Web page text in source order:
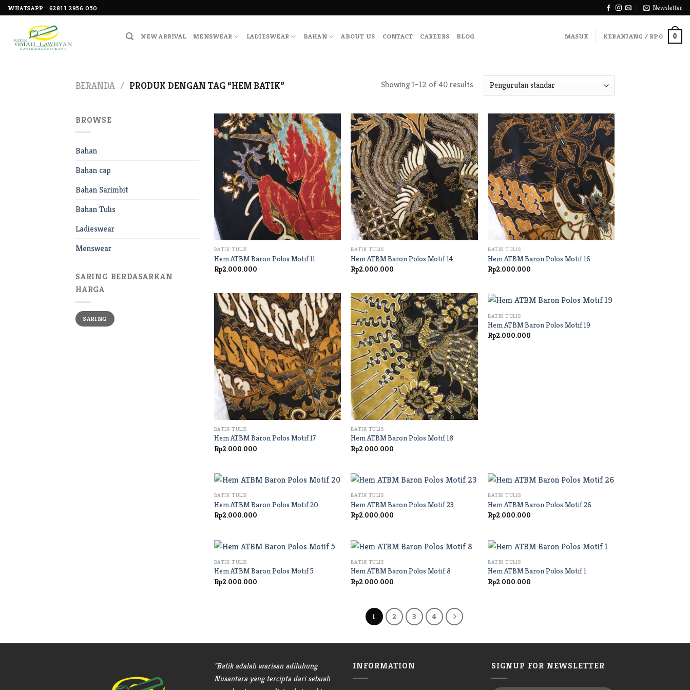
Skip
to
WHATSAPP : 62811 2956 050 Newsletter
NEW ARRIVAL MENSWEAR LADIESWEAR BAHAN ABOUT US CONTACT CAREERS BLOG MASUK KERANJANG / RP0 0
BERANDA / PRODUK DENGAN TAG “HEM BATIK” Showing 1–12 of 40 results
BROWSE
Bahan
Bahan cap
Bahan Sarimbit
Bahan Tulis
Ladieswear
Menswear
SARING BERDASARKAN
HARGA
Harga
terendah
Harga
tertinggi
SARING
BATIK TULIS
Hem ATBM Baron Polos Motif 11
Rp2.000.000
+
BATIK TULIS
Hem ATBM Baron Polos Motif 14
Rp2.000.000
+
BATIK TULIS
Hem ATBM Baron Polos Motif 16
Rp2.000.000
+
BATIK TULIS
Hem ATBM Baron Polos Motif 17
Rp2.000.000
+
BATIK TULIS
Hem ATBM Baron Polos Motif 18
Rp2.000.000
+
BATIK TULIS
Hem ATBM Baron Polos Motif 19
Rp2.000.000
+
BATIK TULIS
Hem ATBM Baron Polos Motif 20
Rp2.000.000
+
BATIK TULIS
Hem ATBM Baron Polos Motif 23
Rp2.000.000
+
BATIK TULIS
Hem ATBM Baron Polos Motif 26
Rp2.000.000
+
BATIK TULIS
Hem ATBM Baron Polos Motif 5
Rp2.000.000
+
BATIK TULIS
Hem ATBM Baron Polos Motif 8
Rp2.000.000
+
BATIK TULIS
Hem ATBM Baron Polos Motif 1
Rp2.000.000
1 2 3 4
"Batik adalah warisan adiluhung
Nusantara yang tercipta dari sebuah
INFORMATION SIGNUP FOR NEWSLETTER